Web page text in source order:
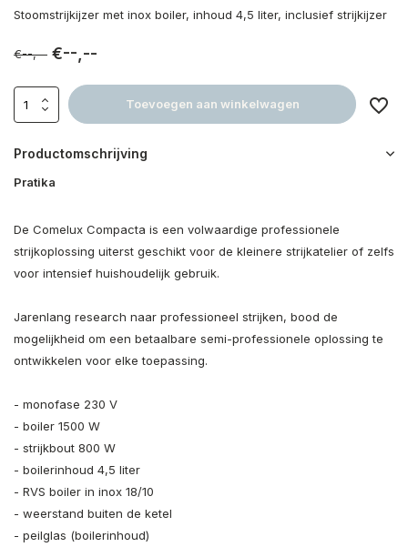
Stoomstrijkijzer met inox boiler, inhoud 4,5 liter, inclusief strijkijzer
€--,-- €--,--
Toevoegen aan winkelwagen
Productomschrijving
Pratika
De Comelux Compacta is een volwaardige professionele
strijkoplossing uiterst geschikt voor de kleinere strijkatelier of zelfs
voor intensief huishoudelijk gebruik.
Jarenlang research naar professioneel strijken, bood de
mogelijkheid om een betaalbare semi-professionele oplossing te
ontwikkelen voor elke toepassing.
- monofase 230 V
- boiler 1500 W
- strijkbout 800 W
- boilerinhoud 4,5 liter
- RVS boiler in inox 18/10
- weerstand buiten de ketel
- peilglas (boilerinhoud)